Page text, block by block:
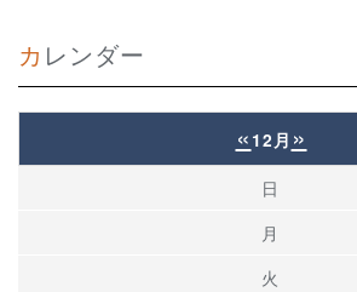
カレンダー
« 12月 »
日
月
火